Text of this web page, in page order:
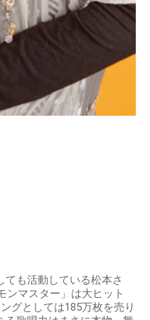
も活動している松本さ
ンマスター」は大ヒット
グとしては185万枚を売り